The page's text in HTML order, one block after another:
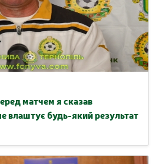
матчем я сказав
влаштує будь-який результат